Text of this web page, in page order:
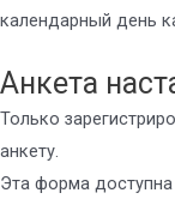
календарный день
Анкета
Только
анкету.
Эта форма